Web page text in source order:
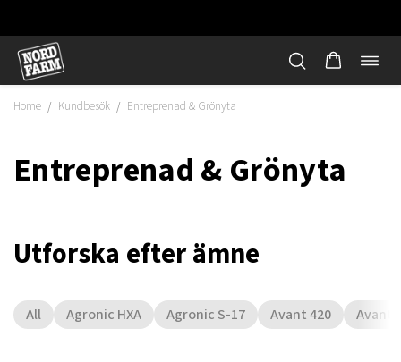
Hoppa
innehåll
Home / Kundbesök / Entreprenad & Grönyta
Entreprenad & Grönyta
Utforska efter ämne
All Agronic HXA Agronic S-17 Avant 420 Avant